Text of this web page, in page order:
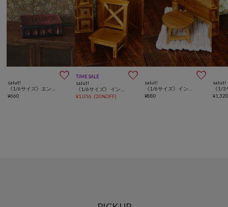

salut!
¥660
TIME SALE 
salut!
¥1,056 (20%OFF)

salut!
¥880
salut!
¥